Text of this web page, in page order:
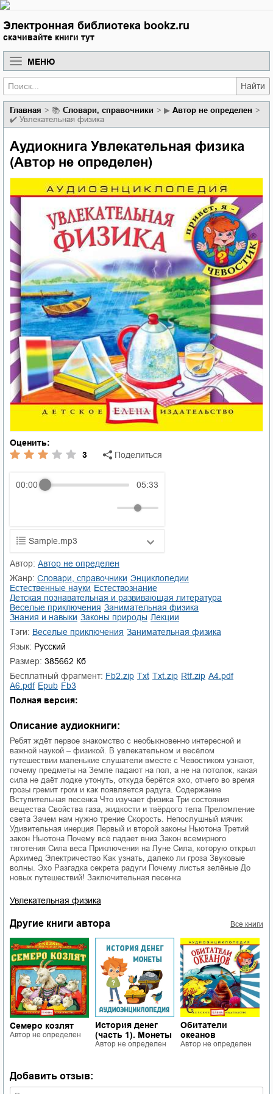
Электронная библиотека bookz.ru
скачивайте книги тут
МЕНЮ
Найти
Главная 📚 словари, справочники ▶ Aвтор не определен
✔️ Увлекательная физика
Аудиокнига Увлекательная физика
(Aвтор не определен)
Оценить:
3
Поделиться
00:00 05:33
Sample.mp3
01.mp3
02.mp3 20:50
03.mp3 14:00
Автор:
Aвтор не определен
Жанр:
словари, справочники
энциклопедии
естественные науки
естествознание
детская познавательная и развивающая литература
веселые приключения
занимательная физика
знания и навыки
законы природы
лекции
Тэги:
веселые приключения
занимательная физика
Язык: Русский
Размер: 385662 Кб
Бесплатный фрагмент:
fb2.zip txt txt.zip rtf.zip
a4.pdf
a6.pdf
epub
fb3
Полная версия:
Описание аудиокниги:
Ребят ждёт первое знакомство с необыкновенно интересной и
важной наукой – физикой. В увлекательном и весёлом
путешествии маленькие слушатели вместе с Чевостиком узнают,
почему предметы на Земле падают на пол, а не на потолок, какая
сила не даёт лодке утонуть, откуда берётся эхо, отчего во время
грозы гремит гром и как появляется радуга. Содержание
Вступительная песенка Что изучает физика Три состояния
вещества Свойства газа, жидкости и твёрдого тела Преломление
света Зачем нам нужно трение Скорость. Непослушный мячик
Удивительная инерция Первый и второй законы Ньютона Третий
закон Ньютона Почему всё падает вниз Закон всемирного
тяготения Сила веса Приключения на Луне Сила, которую открыл
Архимед Электричество Как узнать, далеко ли гроза Звуковые
волны. Эхо Разгадка секрета радуги Почему листья зелёные До
новых путешествий! Заключительная песенка
Увлекательная физика
Другие книги автора Все книги
Семеро козлят
Aвтор не определен
История денег
(часть 1). Монеты
Aвтор не определен
Обитатели
океанов
Aвтор не определен
Добавить отзыв: